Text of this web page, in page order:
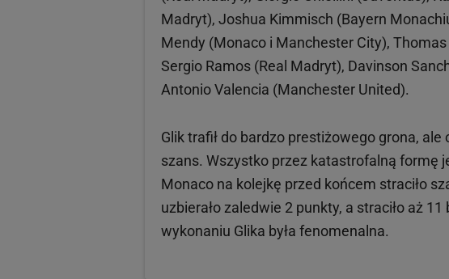
Madryt), Joshua Kimmisch (Bayern
Mendy (Monaco i Manchester City),
Sergio Ramos (Real Madryt), Davinson
Antonio Valencia (Manchester United).
Glik trafił do bardzo prestiżowego grona,
szans. Wszystko przez katastrofalną formę
Monaco na kolejkę przed końcem straciło
uzbierało zaledwie 2 punkty, a straciło aż
wykonaniu Glika była fenomenalna.